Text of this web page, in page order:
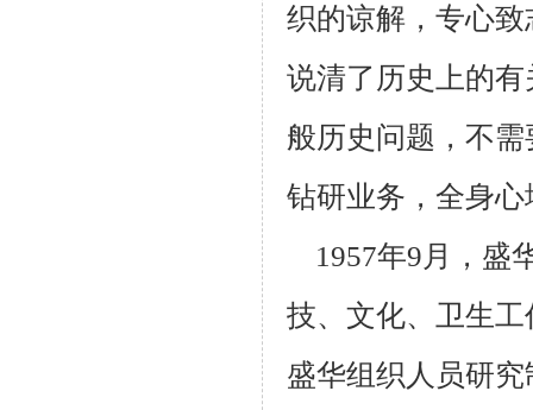
织的谅解，专心
说清了历史上的有
般历史问题，不
钻研业务，全身
1957年9月，盛
技、文化、卫生
盛华组织人员研